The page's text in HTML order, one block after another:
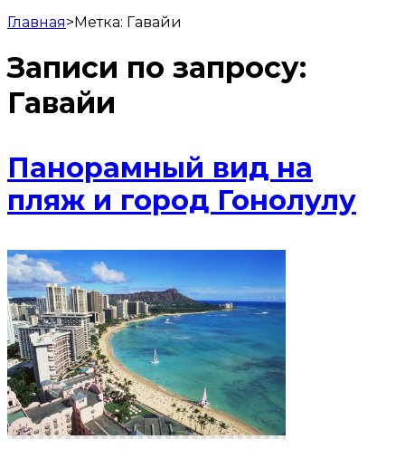
Главная>Метка: Гавайи
Записи по запросу:
Гавайи
Панорамный вид на
пляж и город Гонолулу